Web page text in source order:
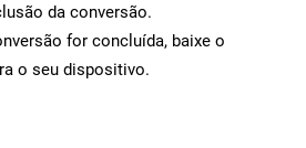
da conversão.
for concluída, baixe o
o seu dispositivo.